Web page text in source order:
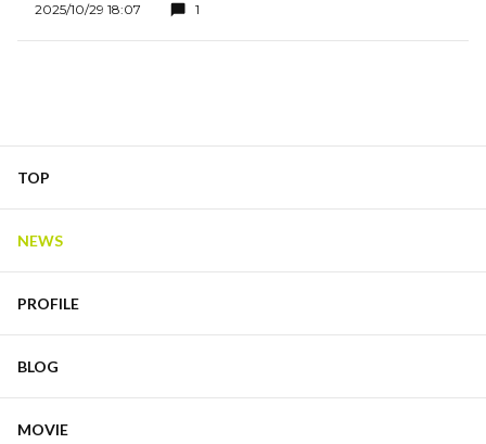
2025/10/29 18:07
1
TOP
NEWS
PROFILE
BLOG
MOVIE